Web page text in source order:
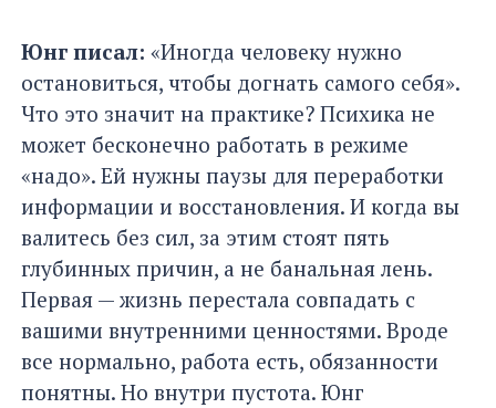
Юнг писал: «Иногда человеку нужно
остановиться, чтобы догнать самого себя».
Что это значит на практике? Психика не
может бесконечно работать в режиме
«надо». Ей нужны паузы для переработки
информации и восстановления. И когда вы
валитесь без сил, за этим стоят пять
глубинных причин, а не банальная лень.
Первая — жизнь перестала совпадать с
вашими внутренними ценностями. Вроде
все нормально, работа есть, обязанности
понятны. Но внутри пустота. Юнг